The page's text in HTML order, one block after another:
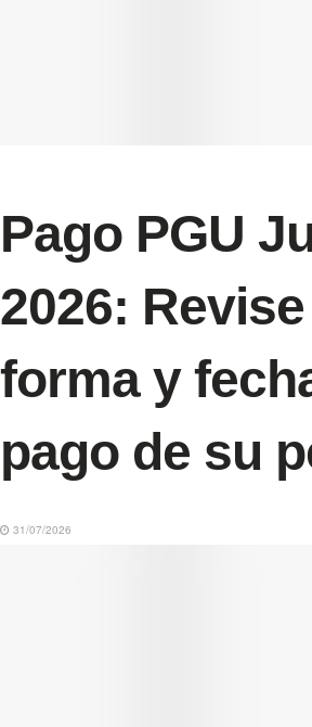
Pago PGU
2026:
forma y
pago de su
31/07/2026